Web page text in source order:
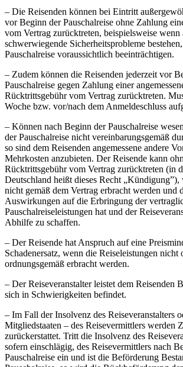
– Die Reisenden können bei Eintritt
vor Beginn der Pauschalreise ohne Zahlung
vom Vertrag zurücktreten, beispielsweise
schwerwiegende Sicherheitsprobleme
Pauschalreise voraussichtlich beeinträchtigen.
– Zudem können die Reisenden jederzeit vor
Pauschalreise gegen Zahlung einer
Rücktrittsgebühr vom Vertrag zurücktreten.
Woche bzw. vor/nach dem Anmeldeschluss
– Können nach Beginn der Pauschalreise
der Pauschalreise nicht vereinbarungsgemäß
so sind dem Reisenden angemessene andere
Mehrkosten anzubieten. Der Reisende kann
Rücktrittsgebühr vom Vertrag zurücktreten (in
Deutschland heißt dieses Recht „Kündigung”),
nicht gemäß dem Vertrag erbracht werden und
Auswirkungen auf die Erbringung der
Pauschalreiseleistungen hat und der
Abhilfe zu schaffen.
– Der Reisende hat Anspruch auf eine
Schadenersatz, wenn die Reiseleistungen nicht
ordnungsgemäß erbracht werden.
– Der Reiseveranstalter leistet dem Reisenden
sich in Schwierigkeiten befindet.
– Im Fall der Insolvenz des Reiseveranstalters
Mitgliedstaaten – des Reisevermittlers werden
zurückerstattet. Tritt die Insolvenz des
sofern einschlägig, des Reisevermittlers nach
Pauschalreise ein und ist die Beförderung